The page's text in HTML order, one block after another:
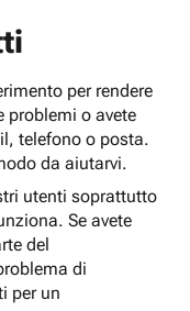
per rendere
problemi o avete
telefono o posta.
da aiutarvi.
utenti soprattutto
Se avete
del
di
per un